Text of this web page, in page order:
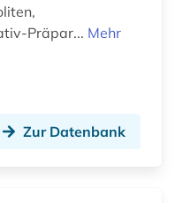
(1)
Präpar... Mehr
Zur Datenbank